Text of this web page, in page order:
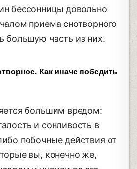
бессонницы довольно
приема снотворного
большую часть из них.
Как иначе победить
большим вредом:
и сонливость в
побочные действия от
вы, конечно же,